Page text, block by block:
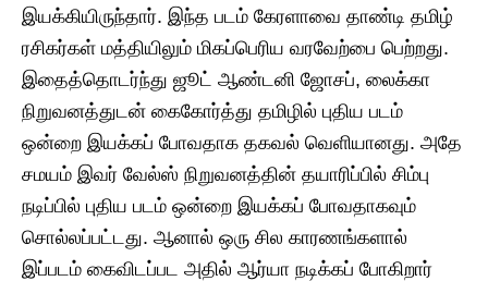
இயக்கியிருந்தார். இந்த படம் கேரளாவை தாண்டி தமிழ்
ரசிகர்கள் மத்தியிலும் மிகப்பெரிய வரவேற்பை பெற்றது.
இதைத்தொடர்ந்து ஜூட் ஆண்டனி ஜோசப், லைக்கா
நிறுவனத்துடன் கைகோர்த்து தமிழில் புதிய படம்
ஒன்றை இயக்கப் போவதாக தகவல் வெளியானது. அதே
சமயம் இவர் வேல்ஸ் நிறுவனத்தின் தயாரிப்பில் சிம்பு
நடிப்பில் புதிய படம் ஒன்றை இயக்கப் போவதாகவும்
சொல்லப்பட்டது. ஆனால் ஒரு சில காரணங்களால்
இப்படம் கைவிடப்பட அதில் ஆர்யா நடிக்கப் போகிறார்